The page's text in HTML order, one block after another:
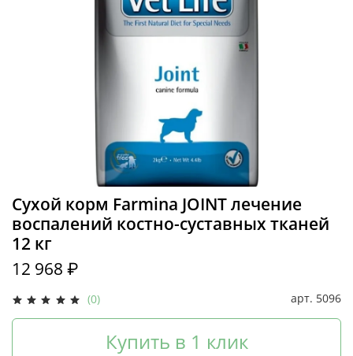
(0) арт. 5096
Сухой корм Farmina JOINT лечение
воспалений костно-суставных тканей
12 кг
12 968 ₽
Купить в 1 клик